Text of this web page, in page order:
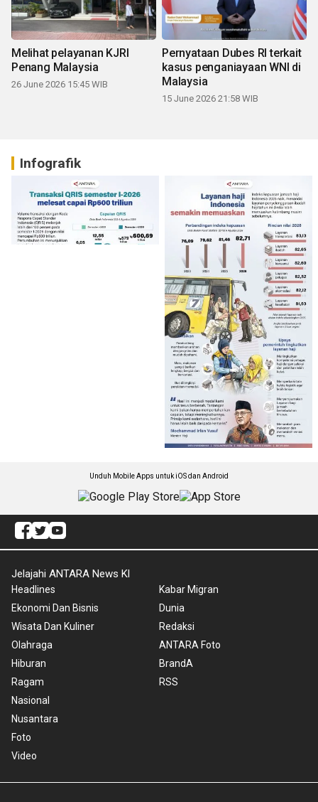
Melihat pelayanan KJRI
Penang Malaysia
26 June 2026 15:45 WIB
Pernyataan Dubes RI terkait
kasus penganiayaan WNI di
Malaysia
15 June 2026 21:58 WIB
Infografik
Unduh Mobile Apps untuk iOS dan Android
Jelajahi ANTARA News Kl
Headlines
Ekonomi Dan Bisnis
Wisata Dan Kuliner
Olahraga
Hiburan
Ragam
Nasional
Nusantara
Foto
Video
Kabar Migran
Dunia
Redaksi
ANTARA Foto
BrandA
RSS